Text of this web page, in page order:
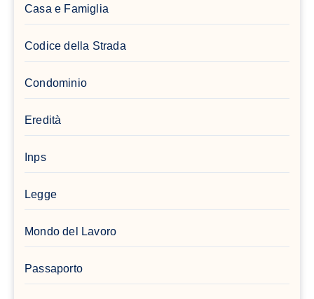
Casa e Famiglia
Codice della Strada
Condominio
Eredità
Inps
Legge
Mondo del Lavoro
Passaporto